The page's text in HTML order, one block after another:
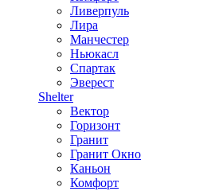
Ливерпуль
Лира
Манчестер
Ньюкасл
Спартак
Эверест
Shelter
Вектор
Горизонт
Гранит
Гранит Окно
Каньон
Комфорт